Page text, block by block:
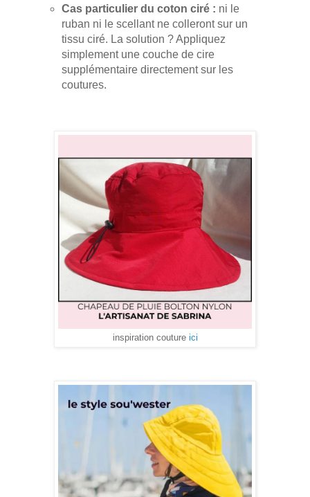
Cas particulier du coton ciré : ni le
ruban ni le scellant ne colleront sur un
tissu ciré. La solution ? Appliquez
simplement une couche de cire
supplémentaire directement sur les
coutures.
inspiration couture ici